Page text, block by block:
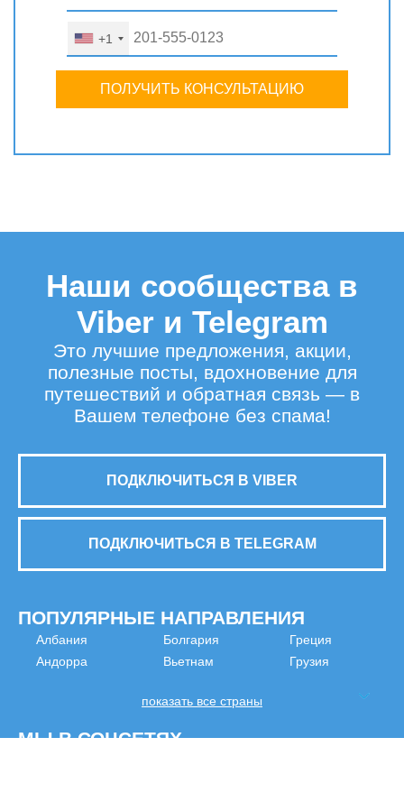
+1
ПОЛУЧИТЬ КОНСУЛЬТАЦИЮ
Наши сообщества в
Viber и Telegram
Это лучшие предложения, акции,
полезные посты, вдохновение для
путешествий и обратная связь — в
Вашем телефоне без спама!
ПОДКЛЮЧИТЬСЯ В VIBER
ПОДКЛЮЧИТЬСЯ В TELEGRAM
ПОПУЛЯРНЫЕ НАПРАВЛЕНИЯ
Албания
Андорра
Болгария
Вьетнам
Греция
Грузия
показать все страны
МЫ В СОЦСЕТЯХ